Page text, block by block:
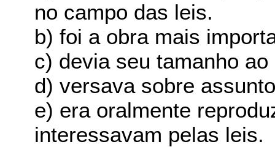
no campo das leis.
b) foi a obra mais
c) devia seu tamanho
d) versava sobre
e) era oralmente
interessavam pelas leis.